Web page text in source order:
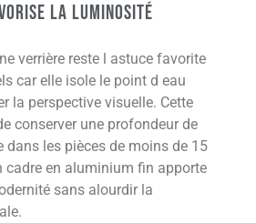
la luminosité
verrière reste l astuce favorite
car elle isole le point d eau
la perspective visuelle. Cette
conserver une profondeur de
les pièces de moins de 15
cadre en aluminium fin apporte
sans alourdir la